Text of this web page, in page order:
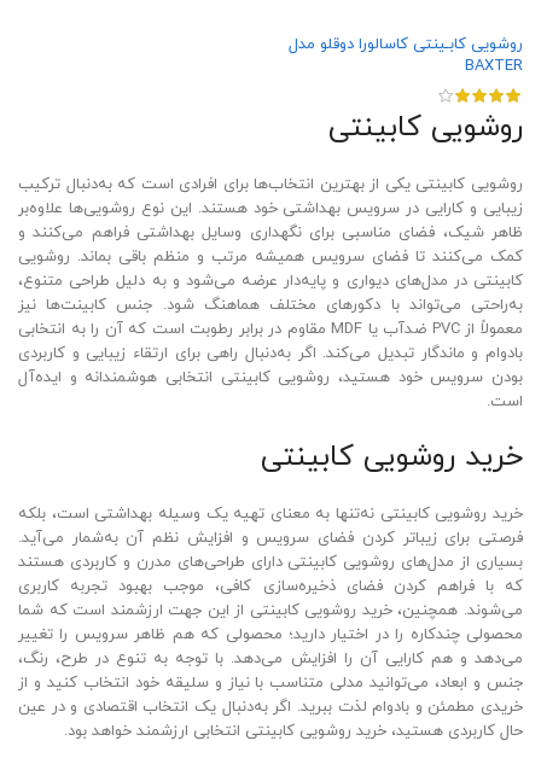
روشویی کابـینتی کاسالورا دوقلو مدل
BAXTER
روشویی کابینتی
روشویی کابینتی یکی از بهترین انتخاب‌ها برای افرادی است که به‌دنبال ترکیب
زیبایی و کارایی در سرویس بهداشتی خود هستند. این نوع روشویی‌ها علاوه‌بر
ظاهر شیک، فضای مناسبی برای نگهداری وسایل بهداشتی فراهم می‌کنند و
کمک می‌کنند تا فضای سرویس همیشه مرتب و منظم باقی بماند. روشویی
کابینتی در مدل‌های دیواری و پایه‌دار عرضه می‌شود و به دلیل طراحی متنوع،
به‌راحتی می‌تواند با دکورهای مختلف هماهنگ شود. جنس کابینت‌ها نیز
معمولاً از PVC ضدآب یا MDF مقاوم در برابر رطوبت است که آن را به انتخابی
بادوام و ماندگار تبدیل می‌کند. اگر به‌دنبال راهی برای ارتقاء زیبایی و کاربردی
بودن سرویس خود هستید، روشویی کابینتی انتخابی هوشمندانه و ایده‌آل
است.
خرید روشویی کابینتی
خرید روشویی کابینتی نه‌تنها به معنای تهیه یک وسیله بهداشتی است، بلکه
فرصتی برای زیباتر کردن فضای سرویس و افزایش نظم آن به‌شمار می‌آید.
بسیاری از مدل‌های روشویی کابینتی دارای طراحی‌های مدرن و کاربردی هستند
که با فراهم کردن فضای ذخیره‌سازی کافی، موجب بهبود تجربه کاربری
می‌شوند. همچنین، خرید روشویی کابینتی از این جهت ارزشمند است که شما
محصولی چندکاره را در اختیار دارید؛ محصولی که هم ظاهر سرویس را تغییر
می‌دهد و هم کارایی آن را افزایش می‌دهد. با توجه به تنوع در طرح، رنگ،
جنس و ابعاد، می‌توانید مدلی متناسب با نیاز و سلیقه خود انتخاب کنید و از
خریدی مطمئن و بادوام لذت ببرید. اگر به‌دنبال یک انتخاب اقتصادی و در عین
حال کاربردی هستید، خرید روشویی کابینتی انتخابی ارزشمند خواهد بود.